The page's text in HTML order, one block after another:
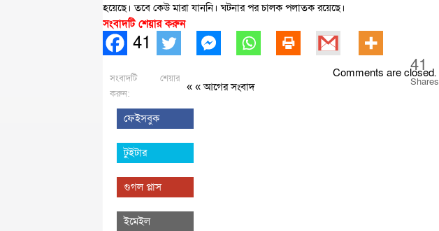
হয়েছে। তবে কেউ মারা যাননি। ঘটনার পর চালক পলাতক রয়েছে।
সংবাদটি শেয়ার করুন
41
41
Shares
সংবাদটি শেয়ার
করুন:
ফেইসবুক
টুইটার
গুগল প্লাস
ইমেইল
Comments are closed.
« «আগের সংবাদ